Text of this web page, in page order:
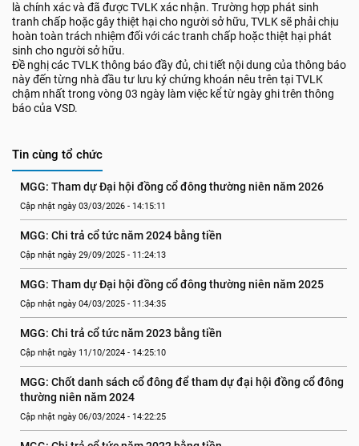
là chính xác và đã được TVLK xác nhận. Trường hợp phát sinh
tranh chấp hoặc gây thiệt hại cho người sở hữu, TVLK sẽ phải chịu
hoàn toàn trách nhiệm đối với các tranh chấp hoặc thiệt hại phát
sinh cho người sở hữu.
Đề nghị các TVLK thông báo đầy đủ, chi tiết nội dung của thông báo
này đến từng nhà đầu tư lưu ký chứng khoán nêu trên tại TVLK
chậm nhất trong vòng 03 ngày làm việc kể từ ngày ghi trên thông
báo của VSD.
Tin cùng tổ chức
MGG: Tham dự Đại hội đồng cổ đông thường niên năm 2026
Cập nhật ngày 03/03/2026 - 14:15:11
MGG: Chi trả cổ tức năm 2024 bằng tiền
Cập nhật ngày 29/09/2025 - 11:24:13
MGG: Tham dự Đại hội đồng cổ đông thường niên năm 2025
Cập nhật ngày 04/03/2025 - 11:34:35
MGG: Chi trả cổ tức năm 2023 bằng tiền
Cập nhật ngày 11/10/2024 - 14:25:10
MGG: Chốt danh sách cổ đông để tham dự đại hội đồng cổ đông
thường niên năm 2024
Cập nhật ngày 06/03/2024 - 14:22:25